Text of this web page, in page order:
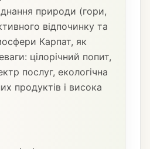
природи (гори,
відпочинку та
Карпат, як
цілорічний попит,
послуг, екологічна
продуктів і висока